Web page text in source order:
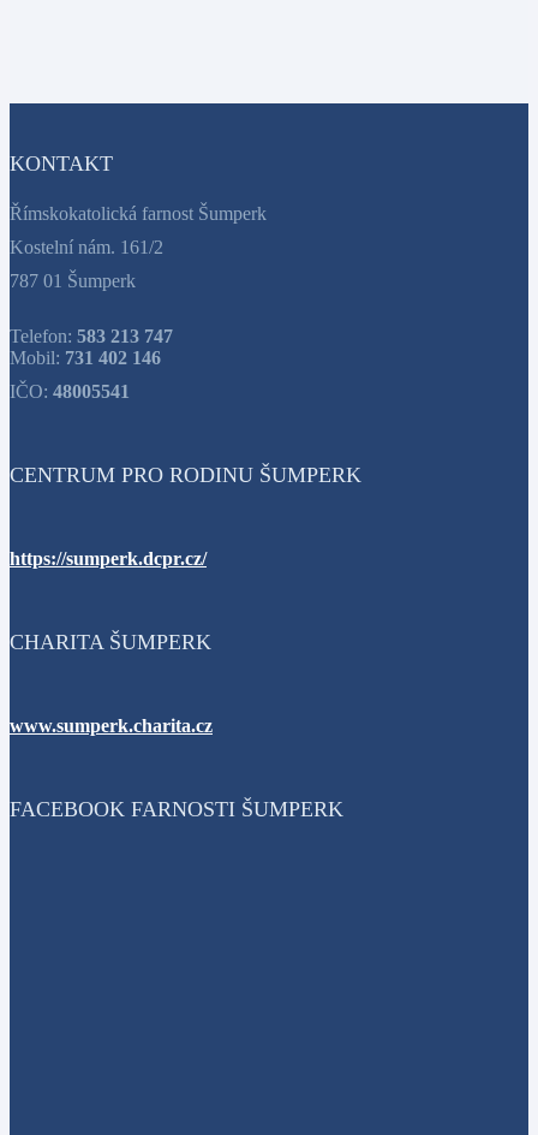
KONTAKT
Římskokatolická farnost Šumperk
Kostelní nám. 161/2
787 01 Šumperk
Telefon: 583 213 747
Mobil: 731 402 146
IČO: 48005541
CENTRUM PRO RODINU ŠUMPERK
https://sumperk.dcpr.cz/
CHARITA ŠUMPERK
www.sumperk.charita.cz
FACEBOOK FARNOSTI ŠUMPERK